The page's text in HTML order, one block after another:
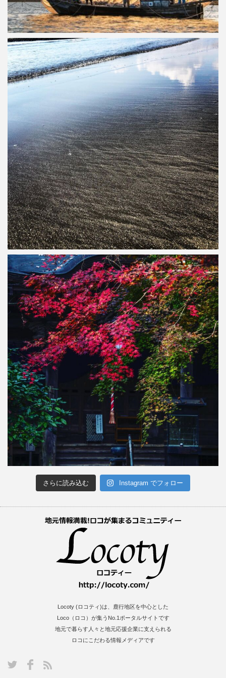
さらに読み込む Instagram でフォロー
Locoty (ロコティ)は、鹿行地区を中心とした
Loco（ロコ）が集うNo.1ポータルサイトです
地元で暮らす人々と地元応援企業に支えられる
ロコにこだわる情報メディアです